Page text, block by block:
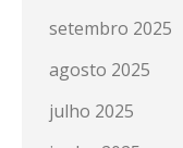
setembro 2025
agosto 2025
julho 2025